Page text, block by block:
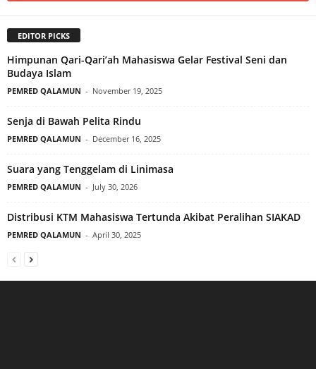
EDITOR PICKS
Himpunan Qari-Qari’ah Mahasiswa Gelar Festival Seni dan
Budaya Islam
PEMRED QALAMUN - November 19, 2025
Senja di Bawah Pelita Rindu
PEMRED QALAMUN - December 16, 2025
Suara yang Tenggelam di Linimasa
PEMRED QALAMUN - July 30, 2026
Distribusi KTM Mahasiswa Tertunda Akibat Peralihan SIAKAD
PEMRED QALAMUN - April 30, 2025